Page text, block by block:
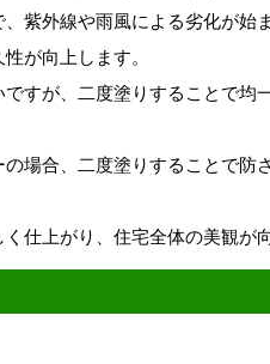
紫外線や雨風による劣化が始
が向上します。
すが、二度塗りすることで均
場合、二度塗りすることで防
仕上がり、住宅全体の美観が